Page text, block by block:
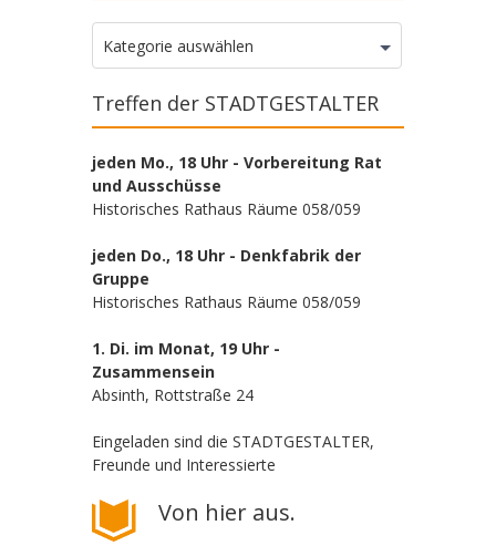
Kategorien
Kategorie auswählen
Treffen der STADTGESTALTER
jeden Mo., 18 Uhr - Vorbereitung Rat
und Ausschüsse
Historisches Rathaus Räume 058/059
jeden Do., 18 Uhr - Denkfabrik der
Gruppe
Historisches Rathaus Räume 058/059
1. Di. im Monat, 19 Uhr -
Zusammensein
Absinth, Rottstraße 24
Eingeladen sind die STADTGESTALTER,
Freunde und Interessierte
Von hier aus.